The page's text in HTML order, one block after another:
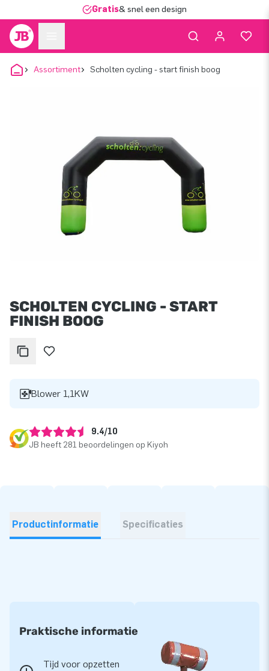
Gratis& snel een design
Assortiment Scholten cycling - start finish boog
SCHOLTEN CYCLING - START
FINISH BOOG
Blower 1,1KW
9.4/10
JB heeft 281 beoordelingen op Kiyoh
Productinformatie Specificaties
Praktische informatie
Tijd voor opzetten